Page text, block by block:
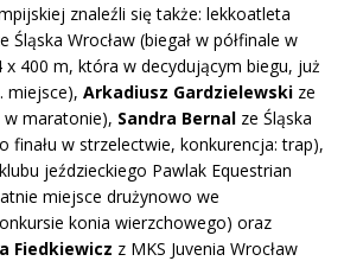
znaleźli się także: lekkoatleta
Śląska Wrocław (biegał w półfinale w
400 m, która w decydującym biegu, już
miejsce), Arkadiusz Gardzielewski ze
w maratonie), Sandra Bernal ze Śląska
finału w strzelectwie, konkurencja: trap),
jeździeckiego Pawlak Equestrian
miejsce drużynowo we
konia wierzchowego) oraz
Fiedkiewicz z MKS Juvenia Wrocław